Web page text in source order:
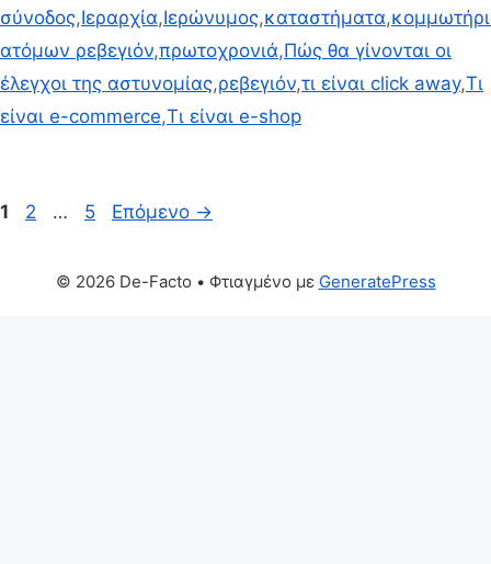
σύνοδος,Ιεραρχία,Ιερώνυμος,καταστήματα,
ατόμων ρεβεγιόν,πρωτοχρονιά,Πώς θα γίνονται οι
έλεγχοι της αστυνομίας,ρεβεγιόν,τι είναι click away,Τι
είναι e-commerce,Τι είναι e-shop
Σελίδα
1 Σελίδα
2 … Σελίδα
5 Επόμενο →
© 2026 De-Facto • Φτιαγμένο με GeneratePress